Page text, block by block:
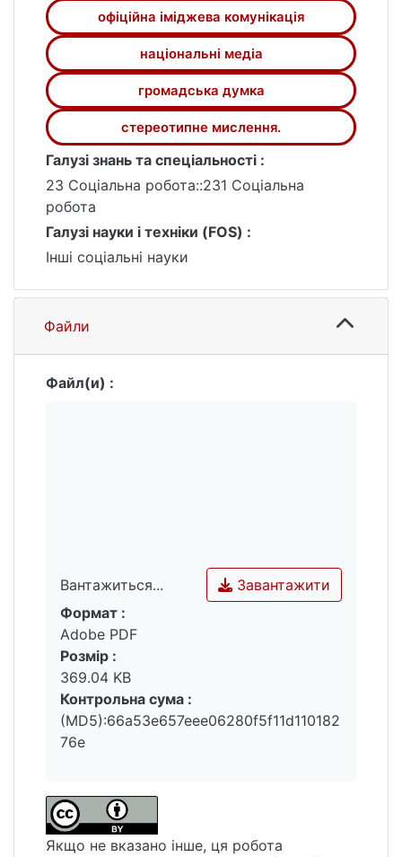
таким світовим лідером, як Китай.
офіційна іміджева комунікація
національні медіа
громадська думка
стереотипне мислення.
Галузі знань та спеціальності :
23 Соціальна робота::231 Соціальна
робота
Галузі науки і техніки (FOS) :
Інші соціальні науки
Файли
Файл(и) :
Вантажиться...
Вантажиться...
Завантажити
Формат :
Adobe PDF
Розмір :
369.04 KB
Контрольна сума :
(MD5):66a53e657eee06280f5f11d110182
76e
Якщо не вказано інше, ця робота